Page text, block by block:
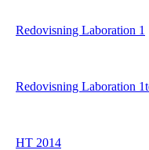
Redovisning Laboration 1
Redovisning Laboration
HT 2014